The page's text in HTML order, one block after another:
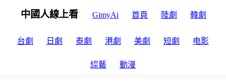
中國人線上看 GimyAi 首頁 陸劇 韓劇
台劇 日劇 泰劇 港劇 美劇 短劇 电影
綜藝 動漫